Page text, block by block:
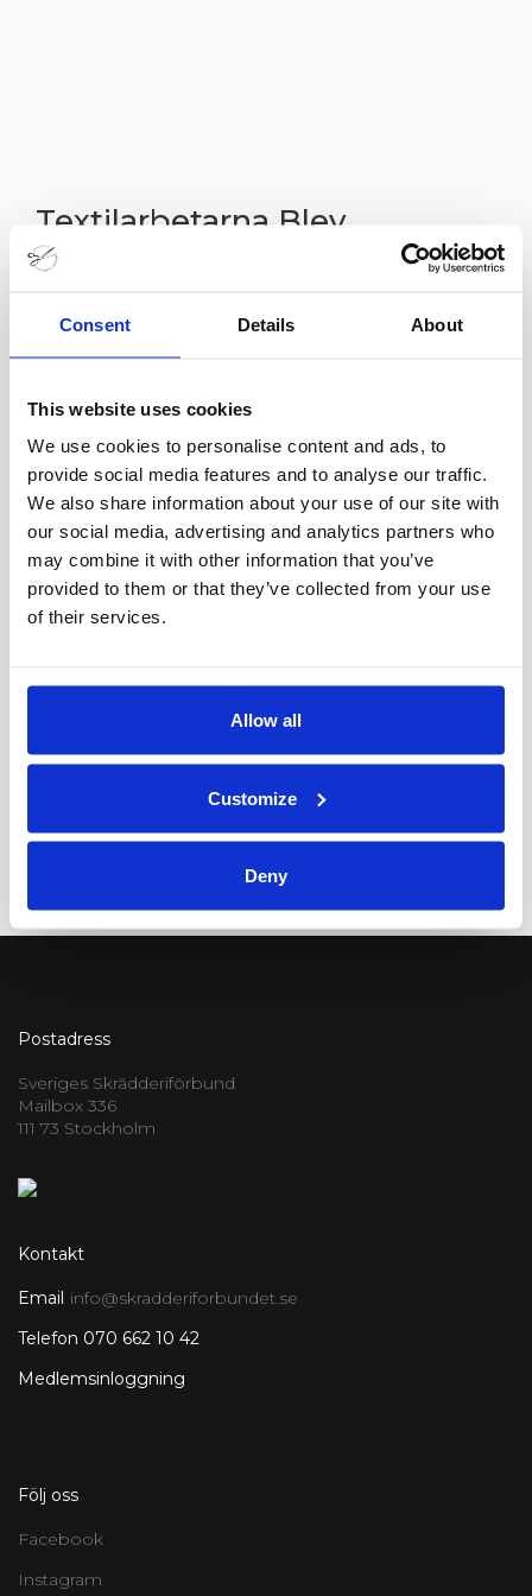
Consent Details About
This website uses cookies
We use cookies to personalise content and ads, to
provide social media features and to analyse our traffic.
We also share information about your use of our site with
our social media, advertising and analytics partners who
may combine it with other information that you’ve
provided to them or that they’ve collected from your use
of their services.
Allow all
Customize
Deny
Textilarbetarna Blev
Skräddare På Östermalm
Nyanlända. Shakib Aloto och Abdelhana Mahmod
har fått jobb på Svenskt Tenns ateljé på
Östermalm.
Foto: Sacharias Källdén
De har ingen sömnadsutbildning men har sytt
sedan de var barn. Nu jobbar nyanlända skräddare
från Syrien i en ny sömnadsateljé på Strandvägen
Publicerad 20:55, 19 nov 2017
Skräddarsytt jobb för nyanlända
Se Alla Nyheter
Postadress
Sveriges Skrädderiförbund
Mailbox 336
111 73 Stockholm
Kontakt
Email info@skradderiforbundet.se
Telefon 070 662 10 42
Medlemsinloggning
Följ oss
Facebook
Instagram